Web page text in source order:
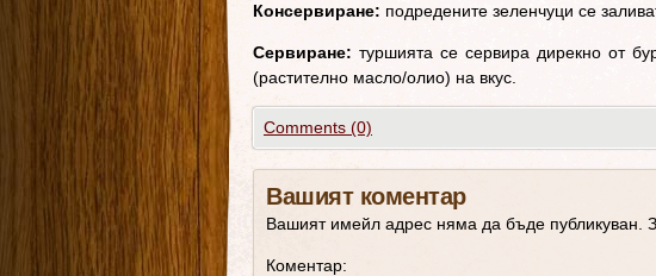
Консервиране: подредените зеленчуци се
Сервиране: туршията се сервира дирекно от
(растително масло/олио) на вкус.
Comments (0)
Вашият коментар
Вашият имейл адрес няма да бъде публикуван.
Коментар: